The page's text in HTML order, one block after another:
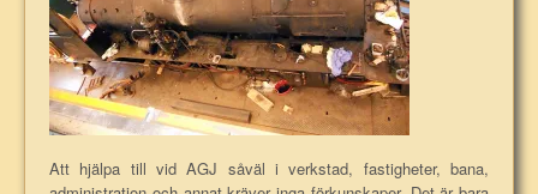
Att hjälpa till vid AGJ såväl i verkstad, fastigheter, bana,